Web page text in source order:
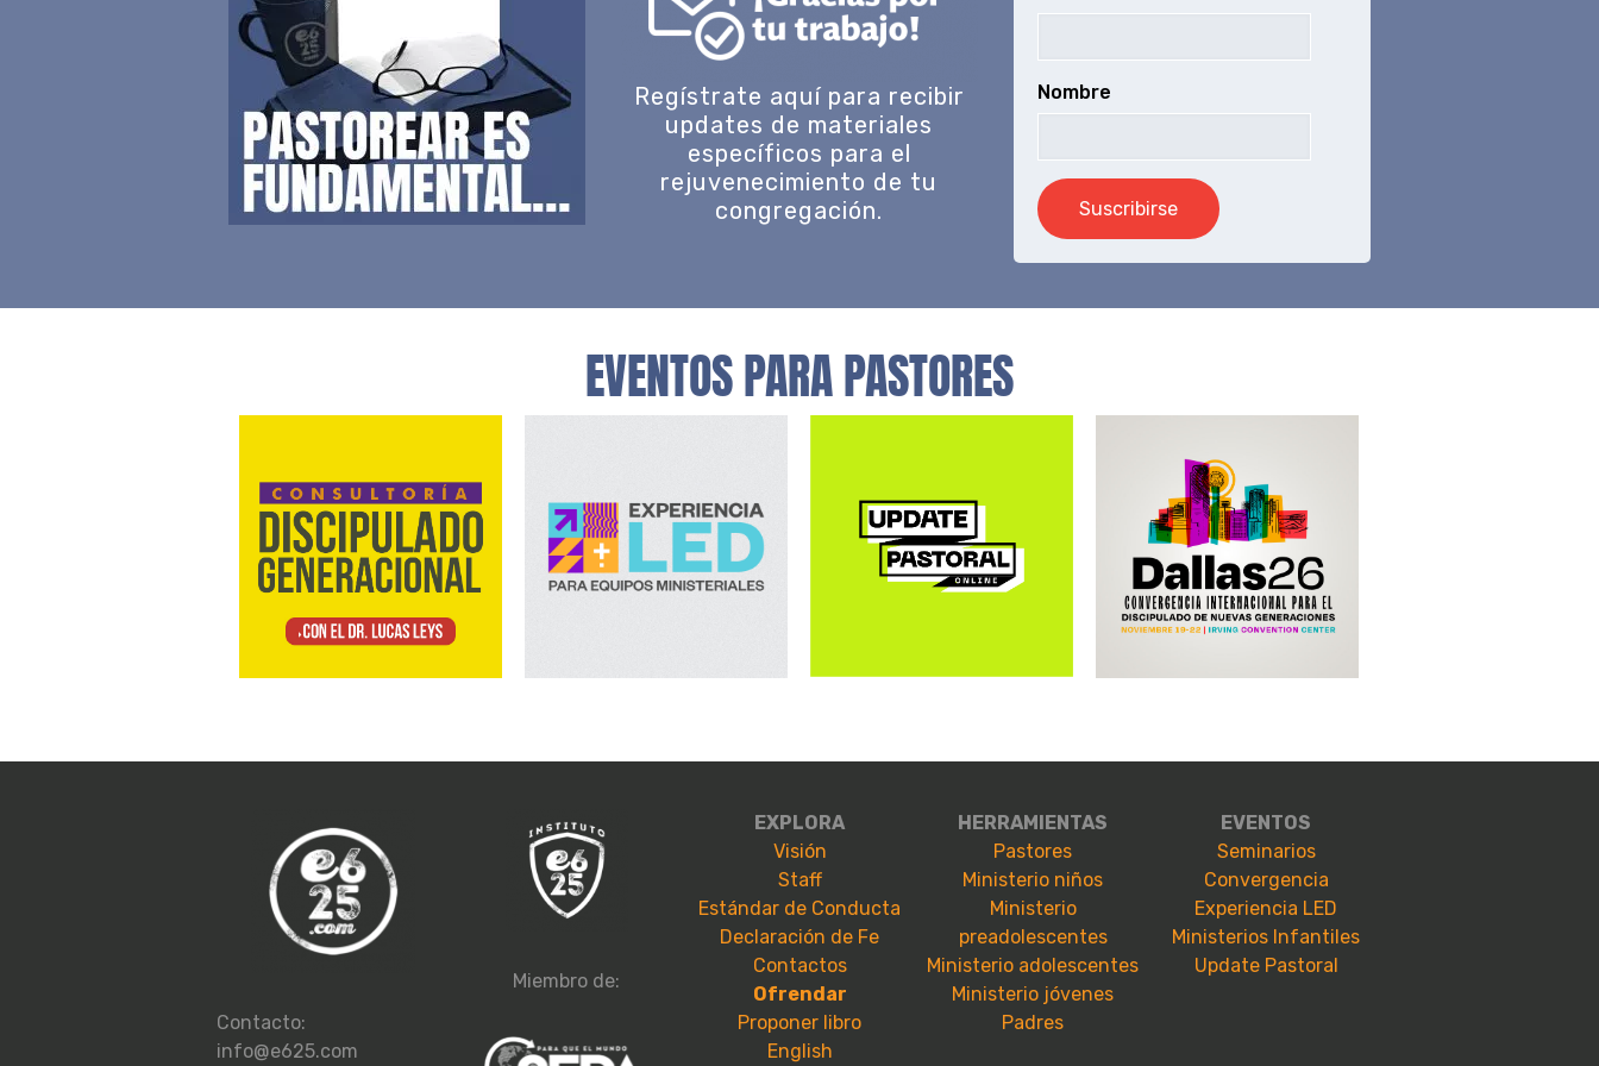
Regístrate aquí para recibir
updates de materiales
específicos para el
rejuvenecimiento de tu
congregación.
Nombre
EVENTOS PARA PASTORES
Discipulado
Generacional
Convergencia
Contacto:
info@e625.com
Miembro de:
EXPLORA
Visión
Staff
Estándar de Conducta
Declaración de Fe
Contactos
Ofrendar
Proponer libro
English
HERRAMIENTAS
Pastores
Ministerio niños
Ministerio
preadolescentes
Ministerio adolescentes
Ministerio jóvenes
Padres
EVENTOS
Seminarios
Convergencia
Experiencia LED
Ministerios Infantiles
Update Pastoral